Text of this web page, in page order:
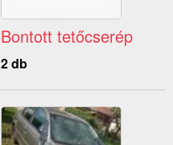
Bontott tetőcserép
2 db